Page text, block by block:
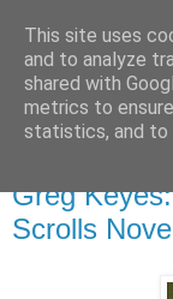
piatok 21.
Greg
Scrolls
This site uses
and to analyze
shared with
metrics to
statistics, and to